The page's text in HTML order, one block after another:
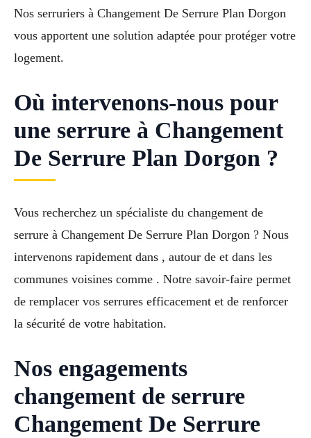
Nos serruriers à Changement De Serrure Plan Dorgon
vous apportent une solution adaptée pour protéger votre
logement.
Où intervenons-nous pour
une serrure à Changement
De Serrure Plan Dorgon ?
Vous recherchez un spécialiste du changement de
serrure à Changement De Serrure Plan Dorgon ? Nous
intervenons rapidement dans , autour de et dans les
communes voisines comme . Notre savoir-faire permet
de remplacer vos serrures efficacement et de renforcer
la sécurité de votre habitation.
Nos engagements
changement de serrure
Changement De Serrure